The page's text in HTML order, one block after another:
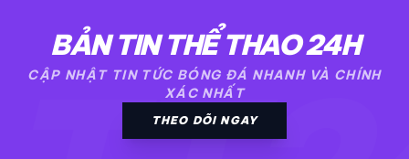
BẢN TIN THỂ THAO 24H
CẬP NHẬT TIN TỨC BÓNG ĐÁ NHANH VÀ CHÍNH
XÁC NHẤT
THEO DÕI NGAY